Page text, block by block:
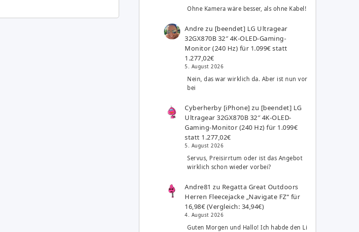
Ohne Kamera wäre besser, als ohne Kabel!
Andre zu [beendet] LG Ultragear
32GX870B 32″ 4K-OLED-Gaming-
Monitor (240 Hz) für 1.099€ statt
1.277,02€
5. August 2026
Nein, das war wirklich da. Aber ist nun vor
bei
Cyberherby [iPhone] zu [beendet] LG
Ultragear 32GX870B 32″ 4K-OLED-
Gaming-Monitor (240 Hz) für 1.099€
statt 1.277,02€
5. August 2026
Servus, Preisirrtum oder ist das Angebot
wirklich schon wieder vorbei?
Andre81 zu Regatta Great Outdoors
Herren Fleecejacke „Navigate FZ“ für
16,98€ (Vergleich: 34,94€)
4. August 2026
Guten Morgen und Hallo! Ich habde den Li